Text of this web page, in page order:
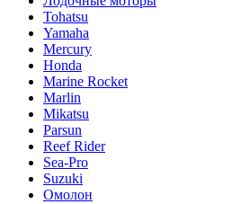
Tohatsu
Yamaha
Mercury
Honda
Marine Rocket
Marlin
Mikatsu
Parsun
Reef Rider
Sea-Pro
Suzuki
Омолон